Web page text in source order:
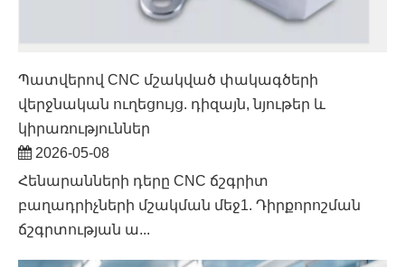
Պատվերով CNC մշակված փակագծերի
վերջնական ուղեցույց. դիզայն, նյութեր և
կիրառություններ
2026-05-08
Հենարանների դերը CNC ճշգրիտ
բաղադրիչների մշակման մեջ1. Դիրքորոշման
ճշգրտության ա...